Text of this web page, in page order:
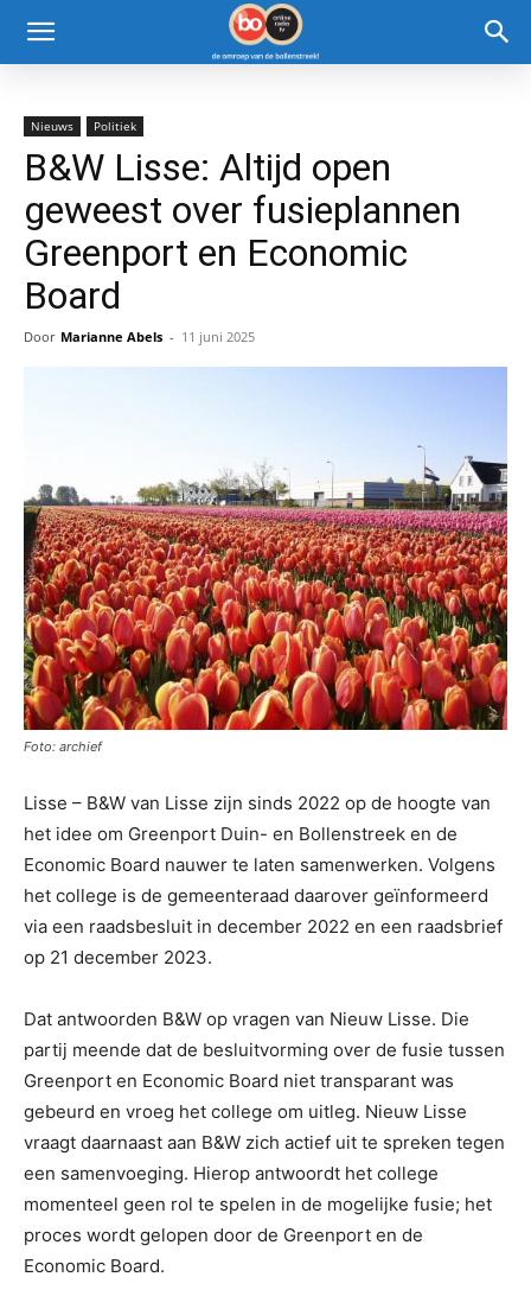
Nieuws Politiek
B&W Lisse: Altijd open
geweest over fusieplannen
Greenport en Economic
Board
Door Marianne Abels - 11 juni 2025
Foto: archief
Lisse – B&W van Lisse zijn sinds 2022 op de hoogte van
het idee om Greenport Duin- en Bollenstreek en de
Economic Board nauwer te laten samenwerken. Volgens
het college is de gemeenteraad daarover geïnformeerd
via een raadsbesluit in december 2022 en een raadsbrief
op 21 december 2023.
Dat antwoorden B&W op vragen van Nieuw Lisse. Die
partij meende dat de besluitvorming over de fusie tussen
Greenport en Economic Board niet transparant was
gebeurd en vroeg het college om uitleg. Nieuw Lisse
vraagt daarnaast aan B&W zich actief uit te spreken tegen
een samenvoeging. Hierop antwoordt het college
momenteel geen rol te spelen in de mogelijke fusie; het
proces wordt gelopen door de Greenport en de
Economic Board.